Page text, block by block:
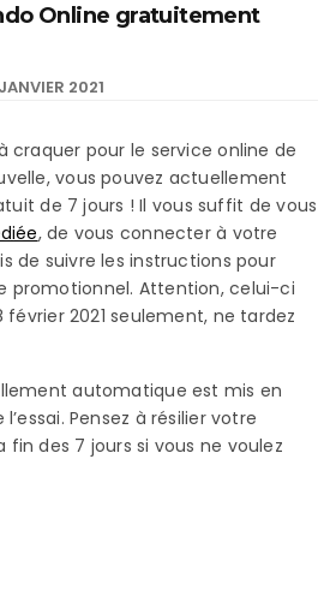
Online gratuitement
2021
craquer pour le service online de
vous pouvez actuellement
de 7 jours ! Il vous suffit de vous
, de vous connecter à votre
de suivre les instructions pour
promotionnel. Attention, celui-ci
février 2021 seulement, ne tardez
automatique est mis en
Pensez à résilier votre
des 7 jours si vous ne voulez